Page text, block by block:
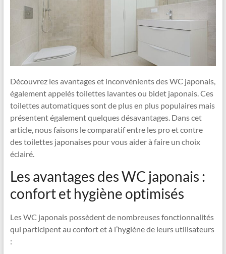
Découvrez les avantages et inconvénients des WC japonais,
également appelés toilettes lavantes ou bidet japonais. Ces
toilettes automatiques sont de plus en plus populaires mais
présentent également quelques désavantages. Dans cet
article, nous faisons le comparatif entre les pro et contre
des toilettes japonaises pour vous aider à faire un choix
éclairé.
Les avantages des WC japonais :
confort et hygiène optimisés
Les WC japonais possèdent de nombreuses fonctionnalités
qui participent au confort et à l’hygiène de leurs utilisateurs
: